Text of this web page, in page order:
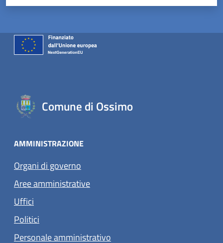
Comune di Ossimo
AMMINISTRAZIONE
Organi di governo
Aree amministrative
Uffici
Politici
Personale amministrativo